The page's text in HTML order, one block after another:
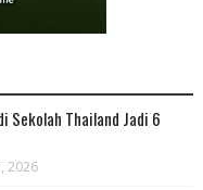
Sekolah Thailand Jadi 6
2026